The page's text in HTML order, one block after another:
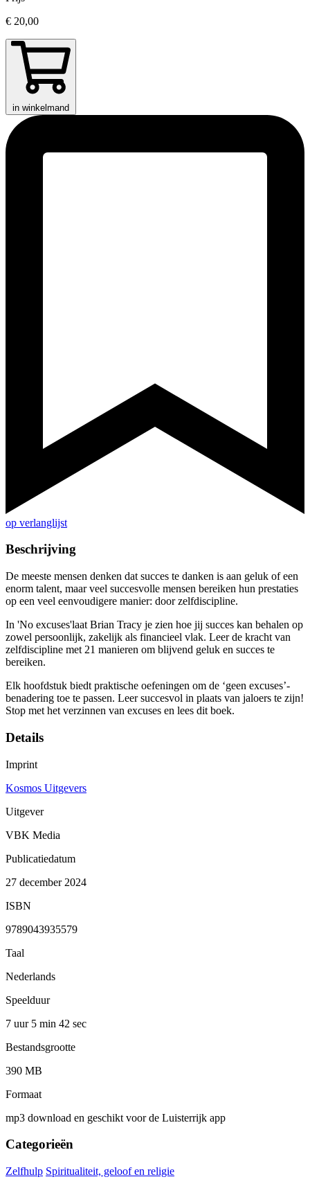
€ 20,00
in winkelmand
op verlanglijst
Beschrijving
De meeste mensen denken dat succes te danken is aan geluk of een
enorm talent, maar veel succesvolle mensen bereiken hun prestaties
op een veel eenvoudigere manier: door zelfdiscipline.
In 'No excuses'laat Brian Tracy je zien hoe jij succes kan behalen op
zowel persoonlijk, zakelijk als financieel vlak. Leer de kracht van
zelfdiscipline met 21 manieren om blijvend geluk en succes te
bereiken.
Elk hoofdstuk biedt praktische oefeningen om de ‘geen excuses’-
benadering toe te passen. Leer succesvol in plaats van jaloers te zijn!
Stop met het verzinnen van excuses en lees dit boek.
Details
Imprint
Kosmos Uitgevers
Uitgever
VBK Media
Publicatiedatum
27 december 2024
ISBN
9789043935579
Taal
Nederlands
Speelduur
7 uur 5 min 42 sec
Bestandsgrootte
390 MB
Formaat
mp3 download en geschikt voor de Luisterrijk app
Categorieën
Zelfhulp Spiritualiteit, geloof en religie